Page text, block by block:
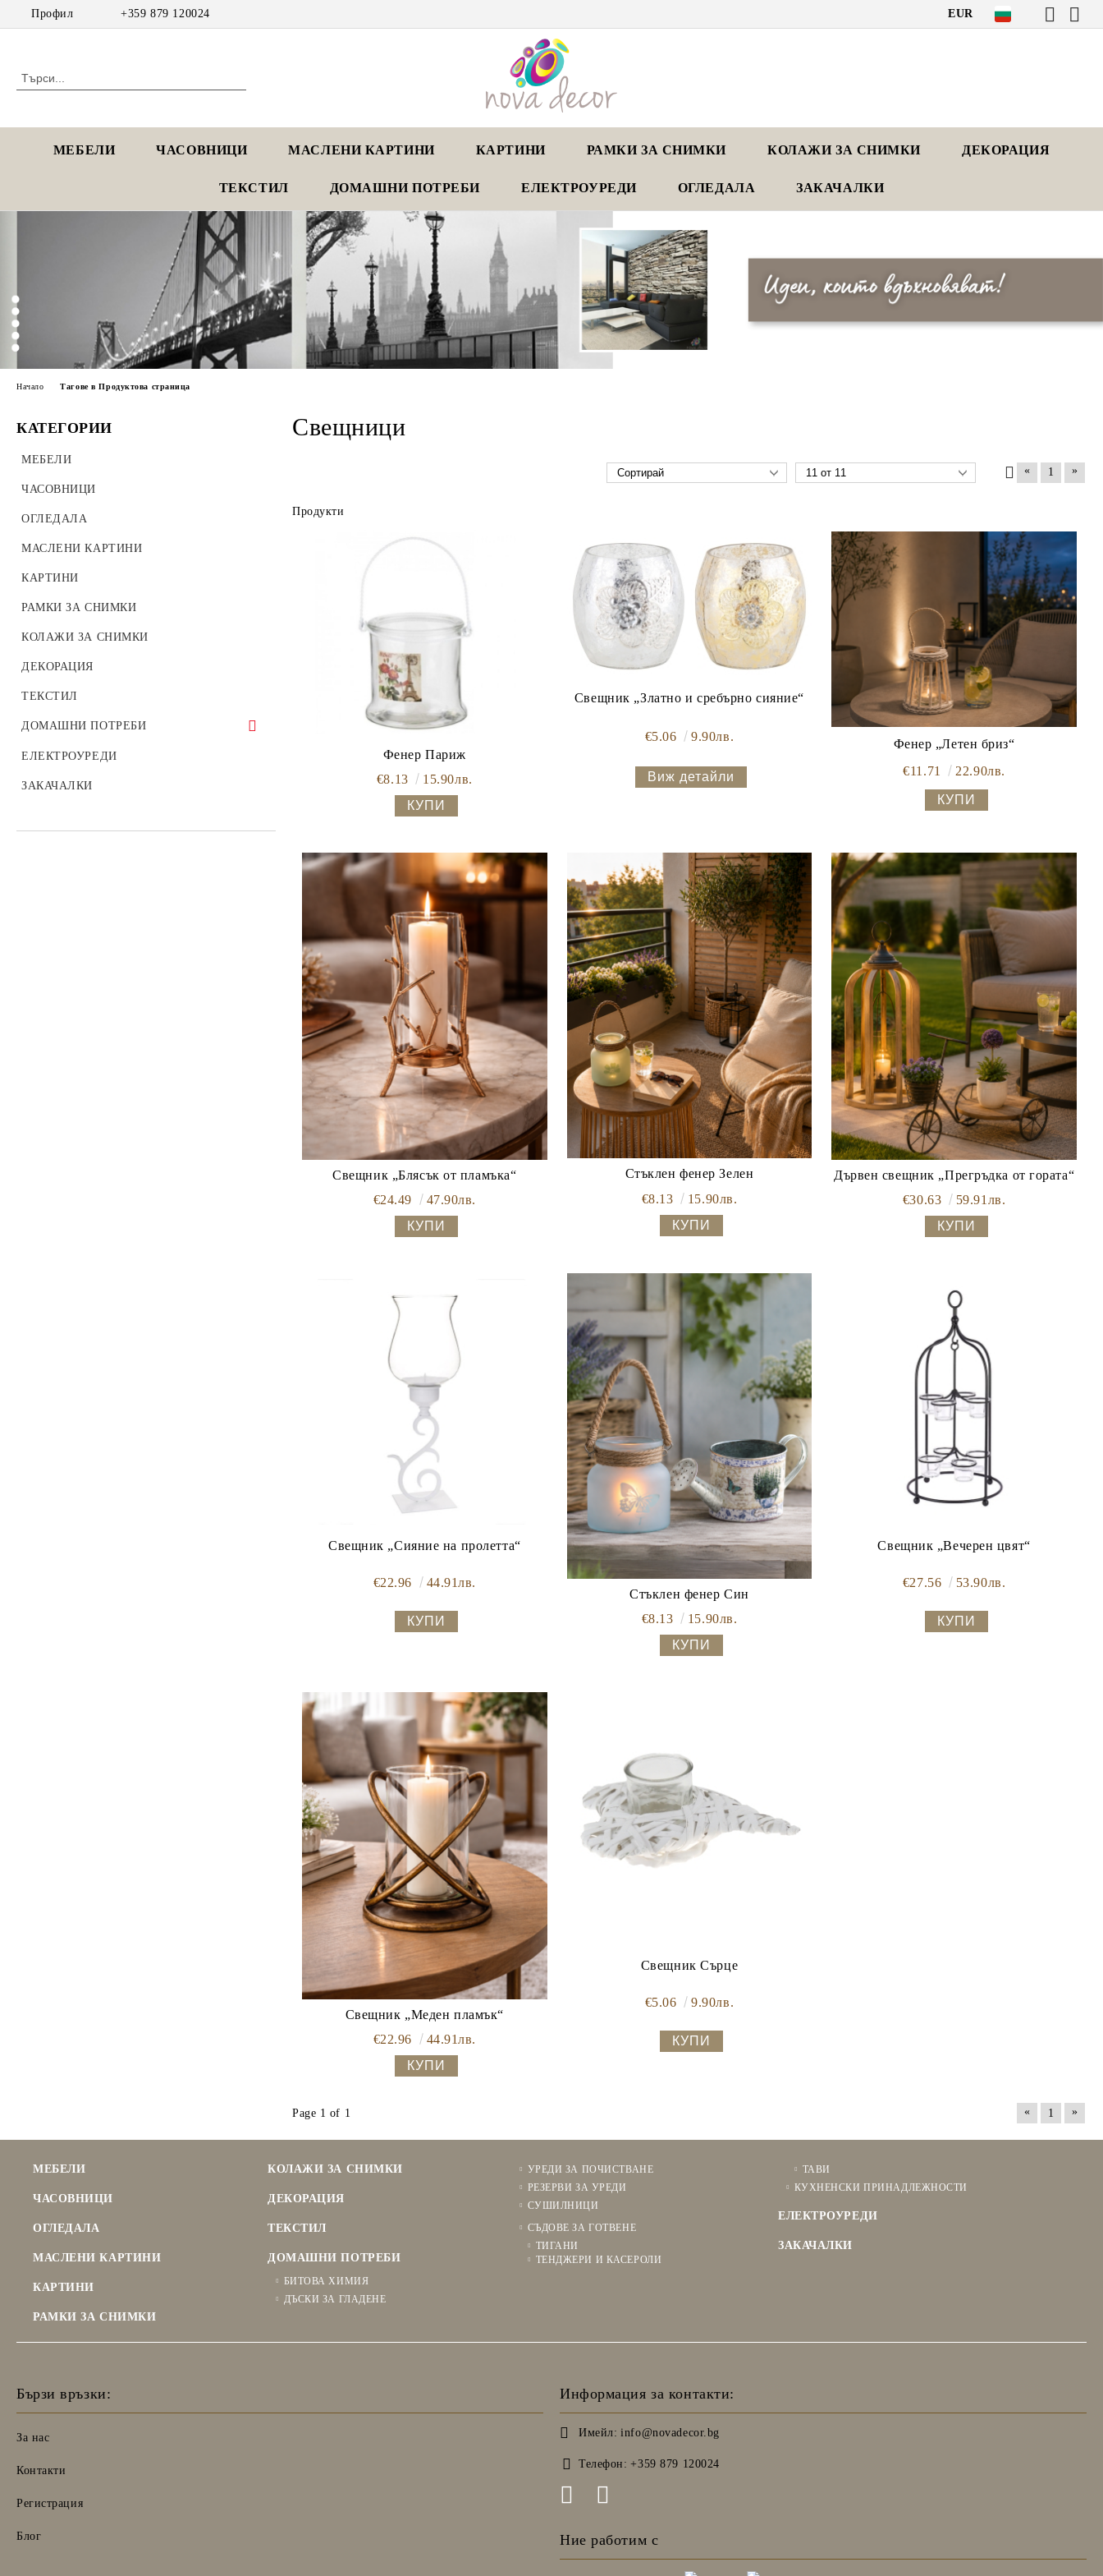
Профил +359 879 120024 EUR
МЕБЕЛИ ЧАСОВНИЦИ МАСЛЕНИ КАРТИНИ КАРТИНИ РАМКИ ЗА СНИМКИ КОЛАЖИ ЗА СНИМКИ ДЕКОРАЦИЯ
ТЕКСТИЛ ДОМАШНИ ПОТРЕБИ ЕЛЕКТРОУРЕДИ ОГЛЕДАЛА ЗАКАЧАЛКИ
КАТЕГОРИИ
МЕБЕЛИ
ЧАСОВНИЦИ
ОГЛЕДАЛА
МАСЛЕНИ КАРТИНИ
КАРТИНИ
РАМКИ ЗА СНИМКИ
КОЛАЖИ ЗА СНИМКИ
ДЕКОРАЦИЯ
ТЕКСТИЛ
ДОМАШНИ ПОТРЕБИ
БИТОВА ХИМИЯ
ДЪСКИ ЗА ГЛАДЕНЕ
ЕЛЕКТРОУРЕДИ
ЗАКАЧАЛКИ
Начало Тагове в Продуктова страница
Свещници
« 1 »
Продукти
Фенер Париж
€8.13
15.90лв.
Свещник „Златно и сребърно сияние“
€5.06 9.90лв.
Виж детайли
Фенер „Летен бриз“
€11.71
22.90лв.
Свещник „Блясък от пламъка“
€24.49
47.90лв.
Стъклен фенер Зелен
€8.13
15.90лв.
Дървен свещник „Прегръдка от гората“
€30.63
59.91лв.
Свещник „Сияние на пролетта“
€22.96
44.91лв.
Стъклен фенер Син
€8.13
15.90лв.
Свещник „Вечерен цвят“
€27.56 53.90лв.
Свещник „Меден пламък“
€22.96
44.91лв.
Свещник Сърце
€5.06 9.90лв.
Page 1 of 1 « 1 »
МЕБЕЛИ
ЧАСОВНИЦИ
ОГЛЕДАЛА
МАСЛЕНИ КАРТИНИ
КАРТИНИ
РАМКИ ЗА СНИМКИ
КОЛАЖИ ЗА СНИМКИ
ДЕКОРАЦИЯ
ТЕКСТИЛ
ДОМАШНИ ПОТРЕБИ
БИТОВА ХИМИЯ
ДЪСКИ ЗА ГЛАДЕНЕ
УРЕДИ ЗА ПОЧИСТВАНЕ
РЕЗЕРВИ ЗА УРЕДИ
СУШИЛНИЦИ
СЪДОВЕ ЗА ГОТВЕНЕ
ТИГАНИ
ТЕНДЖЕРИ И КАСЕРОЛИ
ТАВИ
КУХНЕНСКИ ПРИНАДЛЕЖНОСТИ
ЕЛЕКТРОУРЕДИ
ЗАКАЧАЛКИ
Бързи връзки:
За нас
Контакти
Регистрация
Блог
Информация за контакти:
Имейл: info@novadecor.bg
Телефон: +359 879 120024
Ние работим с